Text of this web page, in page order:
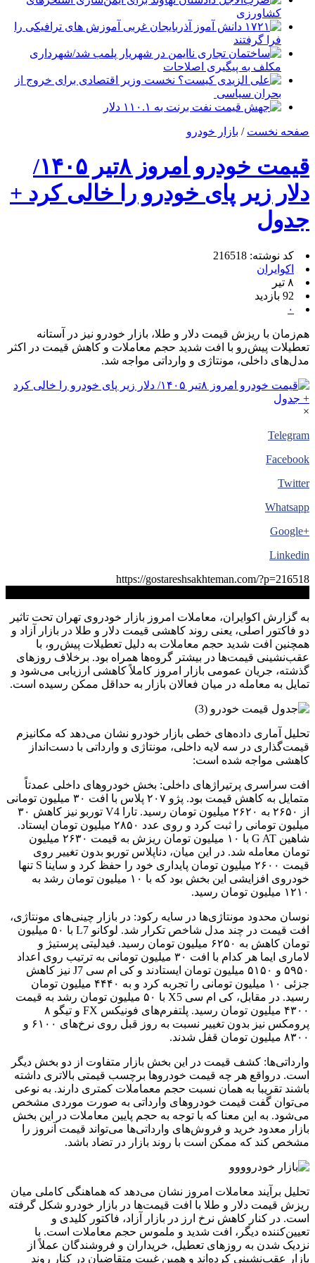
کشاورزی
۱۷۲۱ دانش آموز آذربایجان غربی آموزش های ترافیکی را
فرا گرفتند
ساختمان تجاری ناایمن در شهریار پلمب شد/شهرداری
مکلف به پیگیری اصلاحات
علی الزیدی کیست؟ نخست وزیر اقتصادی برای خروج از
بحران سیاسی
جهش قیمت نفت برنت به ۱۱۰.۱ دلار
صفحه نخست / بازار خودرو
قیمت خودرو امروز ۸تیر ۱۴۰۵/
دلار زیر پای خودرو را خالی کرد +
جدول
کد نوشته: 216518
اکوایران
۸ تیر
92 بازدید
۰
هم‌زمان با ریزش قیمت دلار و طلا، بازار خودرو نیز در آستانه
تعطیلات پیش‌رو با افت شدید حجم معاملات و کاهش قیمت در اکثر
مدل‌های داخلی، مونتاژی و وارداتی مواجه شد.
×
Telegram
Facebook
Twitter
Whatsapp
+Google
Linkedin
https://gostareshsakhteman.com/?p=216518
به گزارش اکوایران، معاملات امروز بازار خودروی تهران تحت تاثیر
دو فاکتور اصلی، یعنی روند کاهشی قیمت دلار و طلا در بازار آزاد و
همچنین افت شدید حجم معاملات به دلیل تعطیلات پیش‌رو، با
عقب‌نشینی قیمت‌ها در بیشتر گروه‌ها همراه بود. برخلاف روزهای
گذشته، جریان عمومی بازار امروز کاملاً کاهشی ارزیابی می‌شود و
تمایل به معامله در میان فعالان بازار به حداقل ممکن رسیده است.
تحلیل آماری داده‌های خطی بازار خودرو نشان می‌دهد که مکانیزم
قیمت‌گذاری در سه لایه داخلی، مونتاژی و وارداتی با دست‌انداز
کاهشی مواجه شده است:
افت سراسری پرتیراژهای داخلی: بخش خودروهای داخلی عمدتاً
متمایل به کاهش قیمت بود. پژو ۲۰۷ پلاس با افت ۳۰ میلیون تومانی
از ۲۶۵۰ به ۲۶۲۰ میلیون تومان رسید. تارا V4 توربو نیز کاهش ۳۰
میلیون تومانی را ثبت کرد و روی عدد ۲۸۵۰ میلیون تومان ایستاد.
شاهین G AT با ۱۰ میلیون تومان ریزش به قیمت ۲۶۳۰ میلیون
تومان معامله شد. در این میان، دناپلاس توربو بدون تغییر روی
قیمت ۲۶۰۰ میلیون تومان پایداری خود را حفظ کرد و ساینا S تنها
خودروی افزایشی این بخش بود که با ۱۰ میلیون تومان رشد به
۱۲۱۰ میلیون تومان رسید.
نوسان محدود مونتاژی‌ها در سایه رکود: در بازار چینی‌های مونتاژی،
افت قیمت در چند مدل شاخص تکرار شد. لوکانو L7 با ۵۰ میلیون
تومان کاهش به ۶۲۵۰ میلیون تومان رسید. فیدلیتی پرستیژ و
لاماری ایما هر کدام با افت ۳۰ میلیون تومانی به ترتیب روی اعداد
۵۹۵۰ و ۵۱۵۰ میلیون تومان ایستادند و کی ام سی J7 نیز کاهش
جزئی ۱۰ میلیون تومانی را تجربه کرد و به ۴۴۴۰ میلیون تومان
رسید. در مقابل، کی ام سی X5 با ۵۰ میلیون تومان رشد به قیمت
۴۳۰۰ میلیون تومان رسید. پلتفرم‌های فونیکس FX و تیگو ۸
پرومکس نیز بدون تغییر نسبت به روز قبل روی نرخ‌های ۶۱۰۰ و
۸۳۰۰ میلیون تومان قفل شدند.
وارداتی‌ها: کشف قیمت در این بخش بازار متفاوت از دو بخش دیگر
است. درواقع هر چه قیمت خودروها برچسب قیمتی بالاتری داشته
باشند تقریبا به همان نسبت حجم معماملات کمتری دارند. به نوعی
می‌توان گفت قیمت خودروهای وارداتی به صورت موردی مشخص
می‌شود. به این معنا که با توجه به حجم پایین معاملات در این بخش
بازار معدود خرید و فروش‌های وارداتی‌ها می‌تواند قیمت آنروز را
مشخص کند که ممکن است با روند بازار در تضاد باشد.
تحلیل برآیند معاملات امروز نشان می‌دهد که هماهنگی کاملی میان
ریزش قیمت دلار و طلا با افت قیمت‌ها در بازار خودرو شکل گرفته
است. در کنار کاهش نرخ ارز در بازار آزاد، فاکتور کلیدی و
تعیین‌کننده دیگر، افت شدید و ملموس حجم معاملات است. با
نزدیک شدن به روزهای تعطیل، خریداران و فروشندگان عملاً از
بازار عقب‌نشینی کرده‌اند و همین غیبت متقاضیان در کنار روند